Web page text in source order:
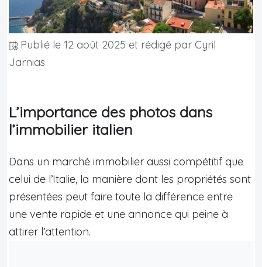
Publié le 12 août 2025 et rédigé par Cyril
Jarnias
L’importance des photos dans
l’immobilier italien
Dans un marché immobilier aussi compétitif que
celui de l’Italie, la manière dont les propriétés sont
présentées peut faire toute la différence entre
une vente rapide et une annonce qui peine à
attirer l’attention.